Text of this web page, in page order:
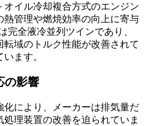
イル冷却複合方式のエンジン
熱管理や燃焼効率の向上に寄与
完全液冷並列ツインであり、
域のトルク性能が改善されて
ます。
の影響
により、メーカーは排気量だ
理装置の改善を迫られていま